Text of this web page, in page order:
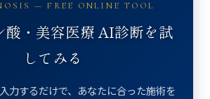
— FREE ONLINE TOOL
酸・美容医療 AI診断を試
してみる
力するだけで、あなたに合った施術を